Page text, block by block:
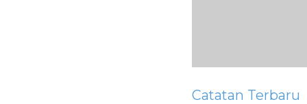
Catatan Terbaru